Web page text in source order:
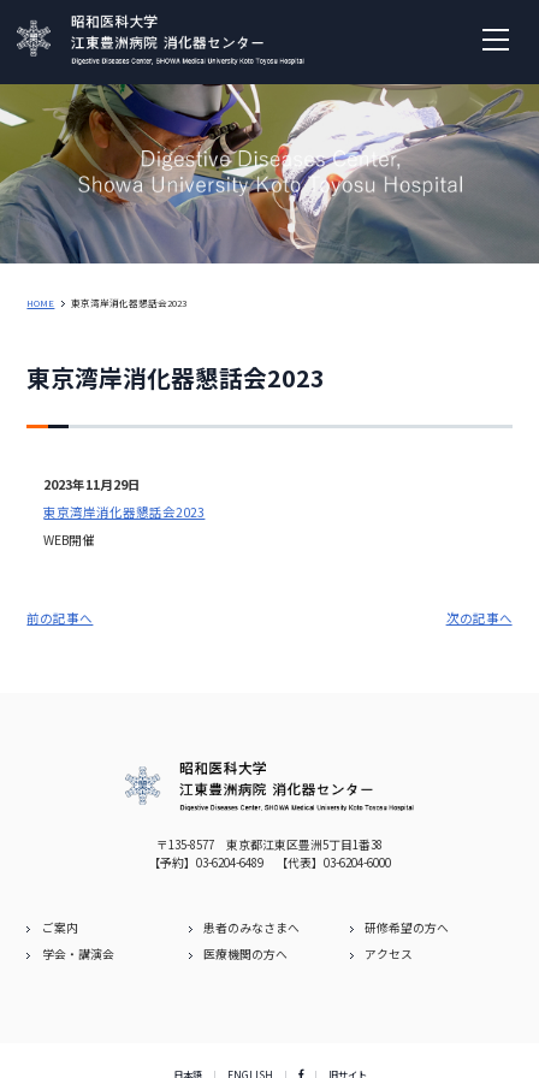
HOME 東京湾岸消化器懇話会2023
東京湾岸消化器懇話会2023
2023年11月29日
東京湾岸消化器懇話会2023
WEB開催
前の記事へ 次の記事へ
〒135-8577 東京都江東区豊洲5丁目1番38
【予約】 03-6204-6489 【代表】 03-6204-6000
ご案内 患者のみなさまへ
研修希望の方へ
学会・講演会
医療機関の方へ アクセス
日本語 ENGLISH 旧サイト